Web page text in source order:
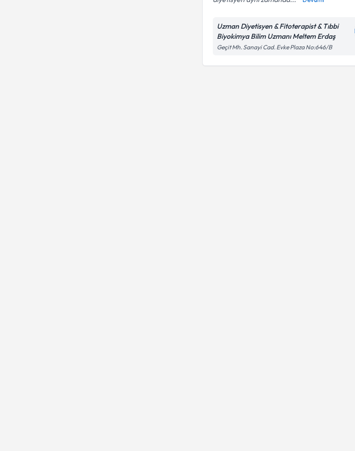
Uzman Diyetisyen & Fitoterapist & Tıbbi
Biyokimya Bilim Uzmanı Meltem Erdaş
Geçit Mh. Sanayi Cad. Evke Plaza No:646/B